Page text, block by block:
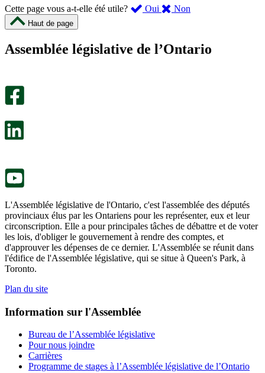
Cette page vous a-t-elle été utile?
Oui ,
été
Non
m’a
Haut de page
Assemblée législative de l’Ontario
L'Assemblée législative de l'Ontario, c'est l'assemblée des députés
provinciaux élus par les Ontariens pour les représenter, eux et leur
circonscription. Elle a pour principales tâches de débattre et de voter
les lois, d'obliger le gouvernement à rendre des comptes, et
d'approuver les dépenses de ce dernier. L'Assemblée se réunit dans
l'édifice de l'Assemblée législative, qui se situe à Queen's Park, à
Toronto.
Plan du site
Information sur l'Assemblée
Bureau de l’Assemblée législative
Pour nous joindre
Carrières
Programme de stages à l’Assemblée législative de l’Ontario